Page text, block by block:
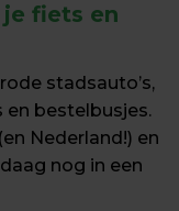
fiets en
stadsauto’s,
en bestelbusjes.
Nederland!) en
nog in een